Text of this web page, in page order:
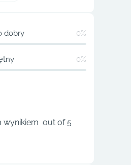
dobry 0%
0%
wynikiem out of 5